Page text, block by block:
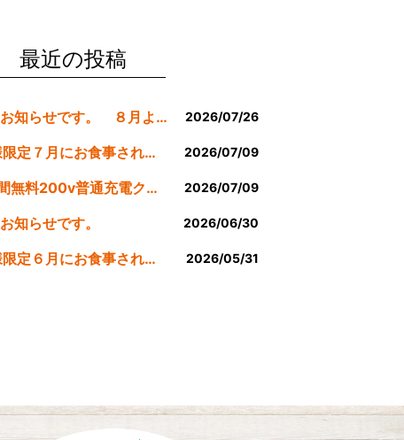
最近の投稿
８月の休業日等のお知らせです。 ８月より定休日は金曜日のみにします。 2026/07/26
公式LINE登録者様限定７月にお食事された方にサービスクーポン発行 2026/07/09
７月のEV車90分間無料200v普通充電クーポン券！！ 2026/07/09
知らせです。 2026/06/30
公式LINE登録者様限定６月にお食事された方にサービスクーポン発行 2026/05/31